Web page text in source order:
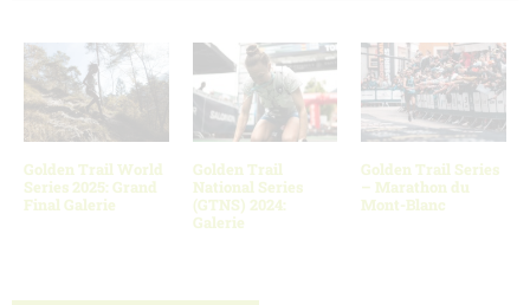
Golden Trail World
Series 2025: Grand
Final Galerie
Golden Trail
National Series
(GTNS) 2024:
Galerie
Golden Trail Series
– Marathon du
Mont-Blanc